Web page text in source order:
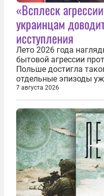
«Всплеск
украинцам
исступления
Лето 2026 года
бытовой агрессии
Польше достигла
отдельные эпизоды
случайными. Поляки,
буквально теряют
украинским
по-своему...
7 августа 2026